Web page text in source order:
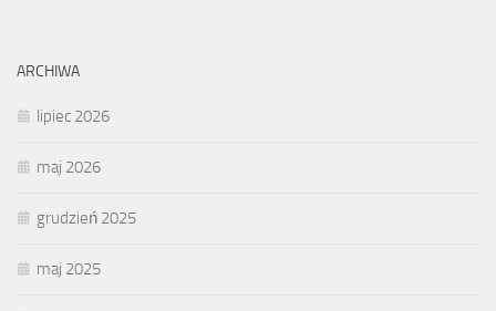
ARCHIWA
lipiec 2026
maj 2026
grudzień 2025
maj 2025